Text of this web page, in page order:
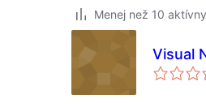
Menej než 10
Visual